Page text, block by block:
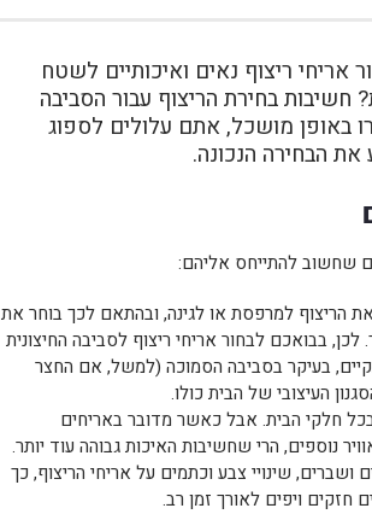
ריצוף נאים ואיכותיים לשטח
בחירת הריצוף עבור הסביבה
באופן מושכל, אתם עלולים לספוג
הבחירה הנכונה.
שחשוב להתייחס אליהם:
הריצוף למרפסת או לגינה, ובהתאם לכך בוחר את
בבואכם לבחור אריחי ריצוף לסביבה החיצונית
בעיקר בסביבה הסמוכה (למשל, אם החצר
העיצובי של הבית כולו.
חלקי הבית. אבל כאשר מדובר באריחים
נוספים, הרי שחשיבות האיכות גבוהה עוד יותר.
שינויי צבע וכתמים על אריחי הריצוף, כך
ויפים לאורך זמן רב.